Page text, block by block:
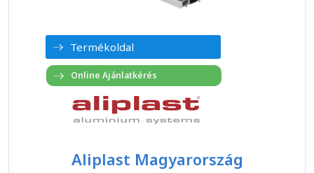
Termékoldal
Aliplast Magyarország